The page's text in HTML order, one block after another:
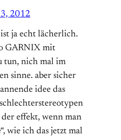
2012
ja echt lächerlich.
GARNIX mit
tun, nich mal im
sinne. aber sicher
idee das
der effekt, wenn man
wie ich das jetzt mal